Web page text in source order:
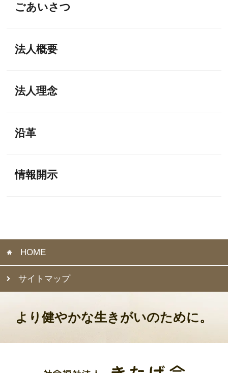
ごあいさつ
法人概要
法人理念
沿革
情報開示
HOME
サイトマップ
より健やかな生きがいのために。